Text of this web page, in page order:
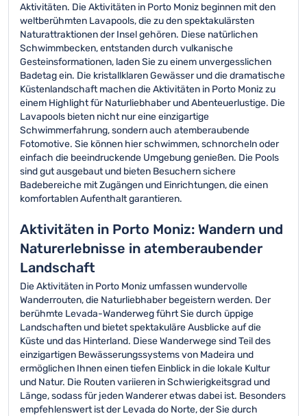
Aktivitäten. Die Aktivitäten in Porto Moniz beginnen mit den
weltberühmten Lavapools, die zu den spektakulärsten
Naturattraktionen der Insel gehören. Diese natürlichen
Schwimmbecken, entstanden durch vulkanische
Gesteinsformationen, laden Sie zu einem unvergesslichen
Badetag ein. Die kristallklaren Gewässer und die dramatische
Küstenlandschaft machen die Aktivitäten in Porto Moniz zu
einem Highlight für Naturliebhaber und Abenteuerlustige. Die
Lavapools bieten nicht nur eine einzigartige
Schwimmerfahrung, sondern auch atemberaubende
Fotomotive. Sie können hier schwimmen, schnorcheln oder
einfach die beeindruckende Umgebung genießen. Die Pools
sind gut ausgebaut und bieten Besuchern sichere
Badebereiche mit Zugängen und Einrichtungen, die einen
komfortablen Aufenthalt garantieren.
Aktivitäten in Porto Moniz: Wandern und
Naturerlebnisse in atemberaubender
Landschaft
Die Aktivitäten in Porto Moniz umfassen wundervolle
Wanderrouten, die Naturliebhaber begeistern werden. Der
berühmte Levada-Wanderweg führt Sie durch üppige
Landschaften und bietet spektakuläre Ausblicke auf die
Küste und das Hinterland. Diese Wanderwege sind Teil des
einzigartigen Bewässerungssystems von Madeira und
ermöglichen Ihnen einen tiefen Einblick in die lokale Kultur
und Natur. Die Routen variieren in Schwierigkeitsgrad und
Länge, sodass für jeden Wanderer etwas dabei ist. Besonders
empfehlenswert ist der Levada do Norte, der Sie durch